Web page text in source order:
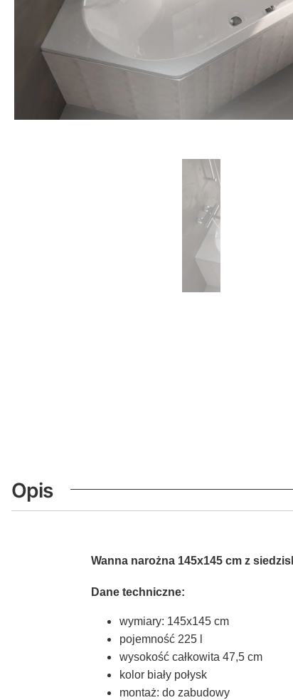
Opis
Wanna narożna 145x145 cm z
Dane techniczne:
wymiary: 145x145 cm
pojemność 225 l
wysokość całkowita 47,5 cm
kolor biały połysk
montaż: do zabudowy